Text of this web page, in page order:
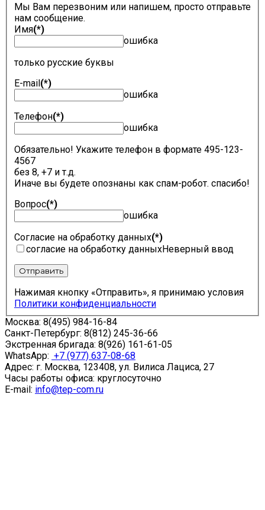
Мы Вам перезвоним или напишем, просто отправьте
нам сообщение.
Имя(*)
ошибка
только русские буквы
E-mail(*)
ошибка
Телефон(*)
ошибка
Обязательно! Укажите телефон в формате 495-123-
4567
без 8, +7 и т.д.
Иначе вы будете опознаны как спам-робот. спасибо!
Вопрос(*)
ошибка
Согласие на обработку данных(*)
согласие на обработку данныхНеверный ввод
Отправить
Нажимая кнопку «Отправить», я принимаю условия
Политики конфиденциальности
Москва: 8(495) 984-16-84
Санкт-Петербург: 8(812) 245-36-66
Экстренная бригада: 8(926) 161-61-05
WhatsApp: +7 (977) 637-08-68
Адрес: г. Москва, 123408, ул. Вилиса Лациса, 27
Часы работы офиса: круглосуточно
E-mail: info@tep-com.ru